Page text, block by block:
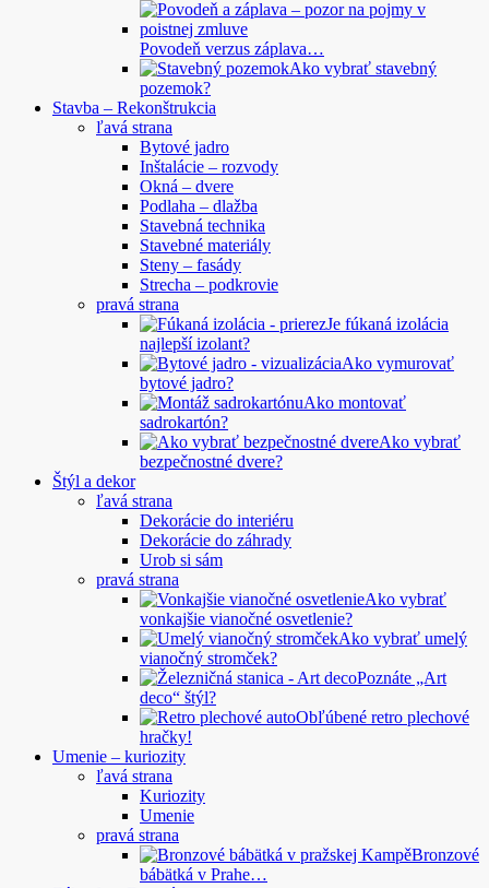
Povodeň verzus záplava…
Ako vybrať stavebný
pozemok?
Stavba – Rekonštrukcia
ľavá strana
Bytové jadro
Inštalácie – rozvody
Okná – dvere
Podlaha – dlažba
Stavebná technika
Stavebné materiály
Steny – fasády
Strecha – podkrovie
pravá strana
Je fúkaná izolácia
najlepší izolant?
Ako vymurovať
bytové jadro?
Ako montovať
sadrokartón?
Ako vybrať
bezpečnostné dvere?
Štýl a dekor
ľavá strana
Dekorácie do interiéru
Dekorácie do záhrady
Urob si sám
pravá strana
Ako vybrať
vonkajšie vianočné osvetlenie?
Ako vybrať umelý
vianočný stromček?
Poznáte „Art
deco“ štýl?
Obľúbené retro plechové
hračky!
Umenie – kuriozity
ľavá strana
Kuriozity
Umenie
pravá strana
Bronzové
bábätká v Prahe…